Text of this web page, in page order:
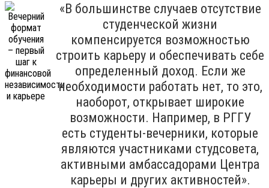
«В большинстве случаев отсутствие
студенческой жизни
компенсируется возможностью
строить карьеру и обеспечивать себе
определенный доход. Если же
необходимости работать нет, то это,
наоборот, открывает широкие
возможности. Например, в РГГУ
есть студенты-вечерники, которые
являются участниками студсовета,
активными амбассадорами Центра
карьеры и других активностей».